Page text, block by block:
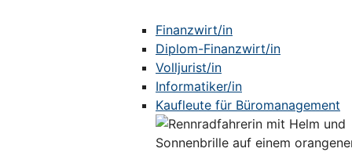
Finanzwirt/in
Diplom-Finanzwirt/in
Volljurist/in
Informatiker/in
Kaufleute für Büromanagement